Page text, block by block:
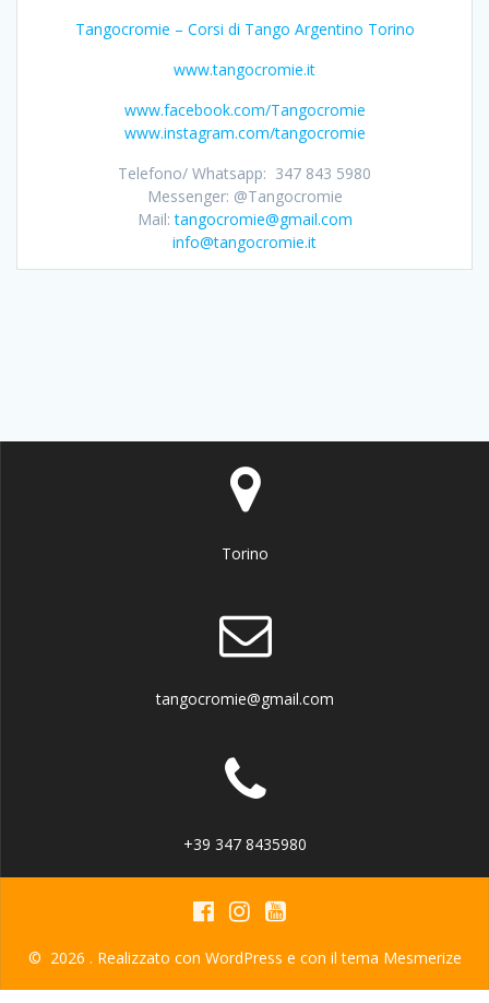
Tangocromie – Corsi di Tango Argentino Torino
www.tangocromie.it
www.facebook.com/Tangocromie
www.instagram.com/tangocromie
Telefono/ Whatsapp: 347 843 5980
Messenger: @Tangocromie
Mail:tangocromie@gmail.com
info@tangocromie.it
Torino
tangocromie@gmail.com
+39 347 8435980
© 2026 . Realizzato con WordPress e con il tema Mesmerize